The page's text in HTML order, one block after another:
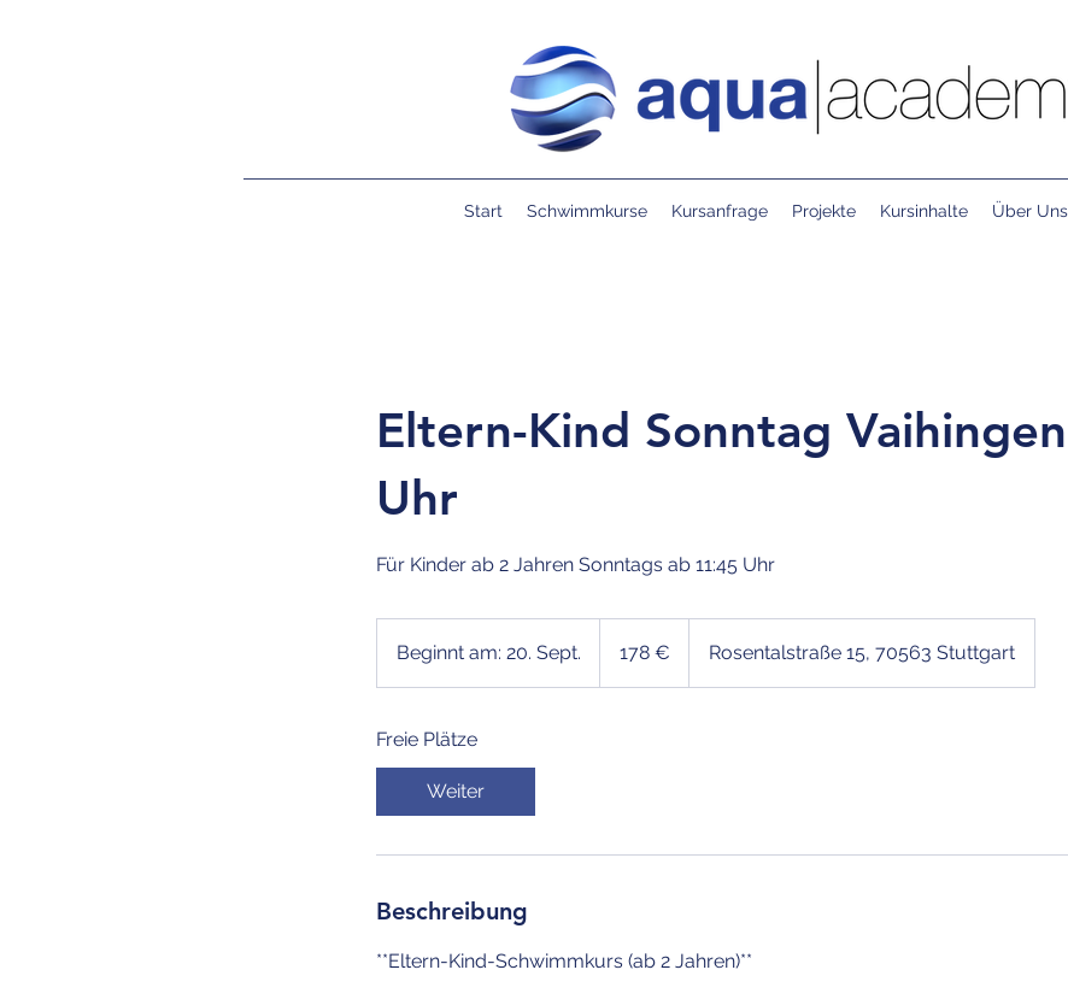
Start Schwimmkurse Kursanfrage Projekte Kursinhalte Über Uns
Eltern-Kind Sonntag
Uhr
Für Kinder ab 2 Jahren Sonntags ab 11:45 Uhr
Beginnt am: 20. Sept.
a
0
178 € Rosentalstraße 15, 70563 Stuttgart
Freie Plätze
Weiter
Beschreibung
**Eltern-Kind-Schwimmkurs (ab 2 Jahren)**